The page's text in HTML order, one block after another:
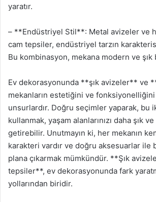
yaratır.
– **Endüstriyel Stil**: Metal avizeler ve
cam tepsiler, endüstriyel tarzın
Bu kombinasyon, mekana modern ve şık
Ev dekorasyonunda **şık avizeler** ve
mekanların estetiğini ve
unsurlardır. Doğru seçimler yaparak, bu
kullanmak, yaşam alanlarınızı daha şık
getirebilir. Unutmayın ki, her mekanın
karakteri vardır ve doğru aksesuarlar ile
plana çıkarmak mümkündür. **Şık
tepsiler**, ev dekorasyonunda fark
yollarından biridir.